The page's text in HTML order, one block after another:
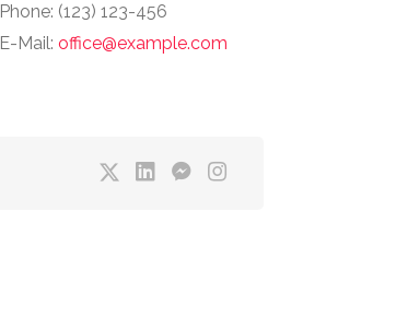
Phone: (123) 123-456
E-Mail: office@example.com